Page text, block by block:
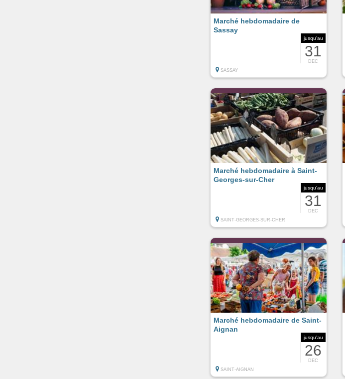
jusqu'au
31
DEC
Marché hebdomadaire de
Sassay
SASSAY
jusqu'au
31
DEC
Marché hebdomadaire à Saint-
Georges-sur-Cher
SAINT-GEORGES-SUR-CHER
jusqu'au
26
DEC
Marché hebdomadaire de Saint-
Aignan
SAINT-AIGNAN